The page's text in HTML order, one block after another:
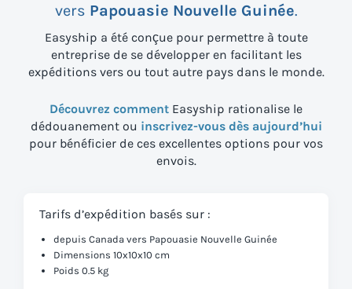
vers Papouasie Nouvelle Guinée.
Easyship a été conçue pour permettre à toute
entreprise de se développer en facilitant les
expéditions vers ou tout autre pays dans le monde.
Découvrez comment Easyship rationalise le
dédouanement ou inscrivez-vous dès aujourd’hui
pour bénéficier de ces excellentes options pour vos
envois.
Tarifs d’expédition basés sur :
depuis Canada vers Papouasie Nouvelle Guinée
Dimensions 10x10x10 cm
Poids 0.5 kg